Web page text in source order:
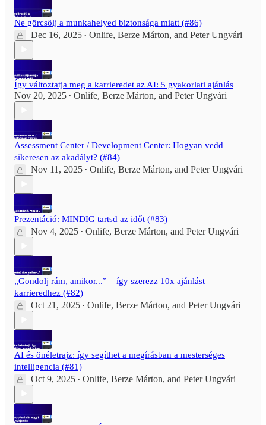
Ne görcsölj a munkahelyed biztonsága miatt (#86)
Dec 16, 2025 • Onlife, Berze Márton, and Peter Ungvári
Így változtatja meg a karrieredet az AI: 5 gyakorlati ajánlás
Nov 20, 2025 • Onlife, Berze Márton, and Peter Ungvári
Assessment Center / Development Center: Hogyan vedd
sikeresen az akadályt? (#84)
Nov 11, 2025 • Onlife, Berze Márton, and Peter Ungvári
Prezentáció: MINDIG tartsd az időt (#83)
Nov 4, 2025 • Onlife, Berze Márton, and Peter Ungvári
„Gondolj rám, amikor...” – így szerezz 10x ajánlást
karrieredhez (#82)
Oct 21, 2025 • Onlife, Berze Márton, and Peter Ungvári
AI és önéletrajz: így segíthet a megírásban a mesterséges
intelligencia (#81)
Oct 9, 2025 • Onlife, Berze Márton, and Peter Ungvári